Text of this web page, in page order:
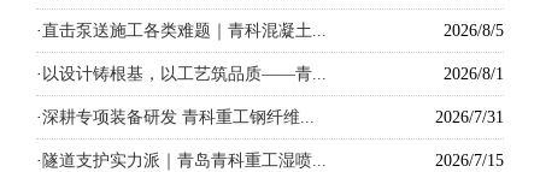
2026/8/5
·直击泵送施工各类难题｜青科混凝土...
2026/8/1
· 以设计铸根基，以工艺筑品质——青...
2026/7/31
·深耕专项装备研发 青科重工钢纤维...
2026/7/15
· 隧道支护实力派｜青岛青科重工湿喷...